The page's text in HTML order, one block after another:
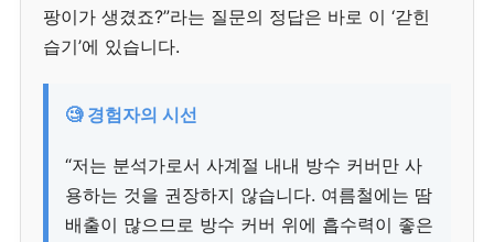
팡이가 생겼죠?”라는 질문의 정답은 바로 이 ‘갇힌
습기’에 있습니다.
🧐 경험자의 시선
“저는 분석가로서 사계절 내내 방수 커버만 사
용하는 것을 권장하지 않습니다. 여름철에는 땀
배출이 많으므로 방수 커버 위에 흡수력이 좋은